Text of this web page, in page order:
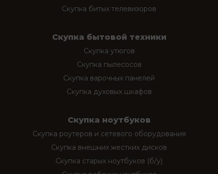
Скупка битых телевизоров
Скупка бытовой техники
Скупка утюгов
Скупка пылесосов
Скупка варочных панелей
Скупка духовых шкафов
Скупка ноутбуков
Скупка роутеров и сетевого оборудования
Скупка внешних жестких дисков
Скупка старых ноутбуков (б/у)